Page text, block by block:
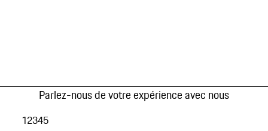
Parlez-nous de votre expérience avec nous
12345